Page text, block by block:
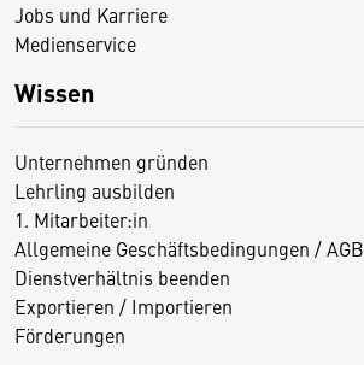
Jobs und Karriere
Medienservice
Wissen
Unternehmen gründen
Lehrling ausbilden
1. Mitarbeiter:in
Allgemeine Geschäftsbedingungen / AGB
Dienstverhältnis beenden
Exportieren / Importieren
Förderungen